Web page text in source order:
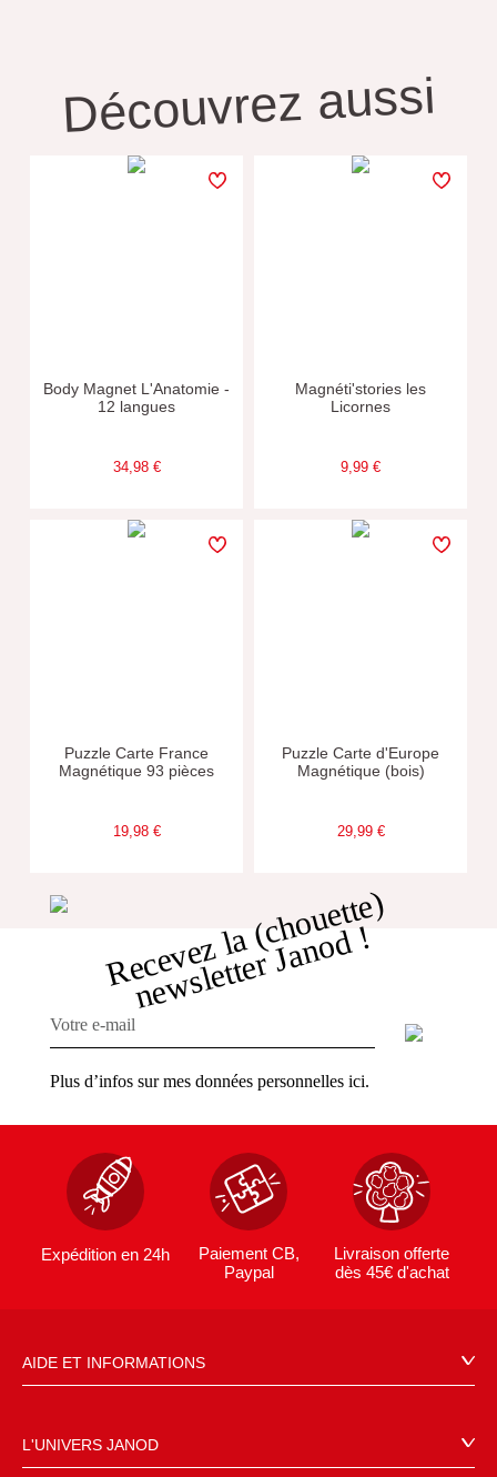
Découvrez aussi
Body Magnet L'Anatomie -
12 langues
34,98 €
Magnéti'stories les
Licornes
9,99 €
Puzzle Carte France
Magnétique 93 pièces
19,98 €
Puzzle Carte d'Europe
Magnétique (bois)
29,99 €
R
e
c
e
v
e
z
l
a
(
c
h
o
u
e
t
t
e
)
n
e
w
s
l
e
t
t
e
r
J
a
n
o
d
!
Plus d’infos sur mes données personnelles ici.
Expédition en 24h
Paiement CB,
Paypal
Livraison offerte
dès 45€ d'achat
AIDE ET INFORMATIONS
Contact
L'UNIVERS JANOD